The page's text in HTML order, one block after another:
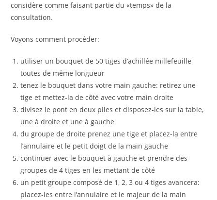
considère comme faisant partie du «temps» de la
consultation.
Voyons comment procéder:
utiliser un bouquet de 50 tiges d’achillée millefeuille
toutes de même longueur
tenez le bouquet dans votre main gauche: retirez une
tige et mettez-la de côté avec votre main droite
divisez le pont en deux piles et disposez-les sur la table,
une à droite et une à gauche
du groupe de droite prenez une tige et placez-la entre
l’annulaire et le petit doigt de la main gauche
continuer avec le bouquet à gauche et prendre des
groupes de 4 tiges en les mettant de côté
un petit groupe composé de 1, 2, 3 ou 4 tiges avancera:
placez-les entre l’annulaire et le majeur de la main